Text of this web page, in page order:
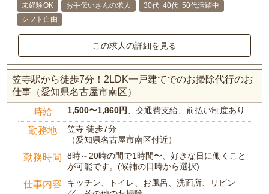
未経験OK
お手伝いさんの求人
30代･40代･50代活躍中
シフト自由
この求人の詳細を見る
笠寺駅から徒歩7分！2LDK一戸建てでのお掃除代行のお
仕事（愛知県名古屋市南区）
時給 1,500〜1,860円 、交通費支給、前払い制度あり
勤務地
笠寺 徒歩7分
（愛知県名古屋市南区付近）
勤務時間
8時～20時の間で1時間〜、好きな日に働くこと
が可能です。(候補の日時から選択)
仕事内容
キッチン、トイレ、お風呂、洗面所、リビン